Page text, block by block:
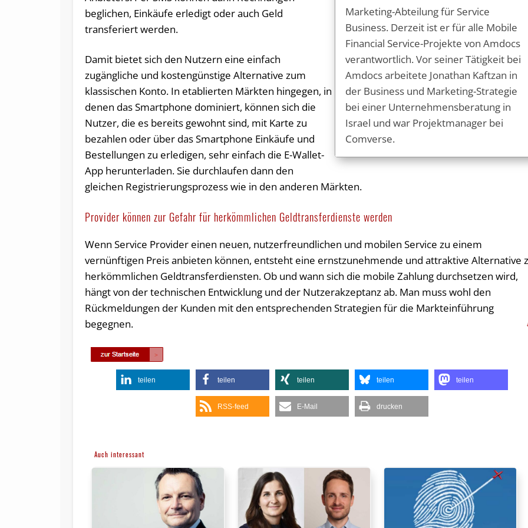
Marketing-Abteilung für Service
Business. Derzeit ist er für alle Mobile
Financial Service-Projekte von Amdocs
verantwortlich. Vor seiner Tätigkeit bei
Amdocs arbeitete Jonathan Kaftzan in
der Business und Marketing-Strategie
bei einer Unternehmensberatung in
Israel und war Projektmanager bei
Comverse.
beglichen, Einkäufe erledigt oder auch Geld
transferiert werden.
Damit bietet sich den Nutzern eine einfach
zugängliche und kostengünstige Alternative zum
klassischen Konto. In etablierten Märkten hingegen, in
denen das Smartphone dominiert, können sich die
Nutzer, die es bereits gewohnt sind, mit Karte zu
bezahlen oder über das Smartphone Einkäufe und
Bestellungen zu erledigen, sehr einfach die E-Wallet-
App herunterladen. Sie durchlaufen dann den
gleichen Registrierungsprozess wie in den anderen Märkten.
Provider können zur Gefahr für herkömmlichen Geldtransferdienste werden
Wenn Service Provider einen neuen, nutzerfreundlichen und mobilen Service zu einem
vernünftigen Preis anbieten können, entsteht eine ernstzunehmende und attraktive Alternative
herkömmlichen Geldtransferdiensten. Ob und wann sich die mobile Zahlung durchsetzen wird,
hängt von der technischen Entwicklung und der Nutzerakzeptanz ab. Man muss wohl den
Rückmeldungen der Kunden mit den entsprechenden Strategien für die Markteinführung
begegnen.
teilen teilen teilen teilen teilen
RSS-feed E-Mail drucken
Auch interessant